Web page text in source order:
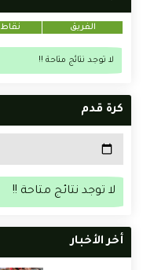
الفريق نقاط
لا توجد نتائج متاحة !!
كرة قدم
لا توجد نتائج متاحة !!
أخر الأخبار